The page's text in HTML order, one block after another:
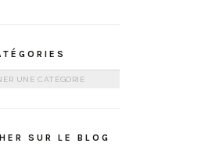
SUR LE BLOG